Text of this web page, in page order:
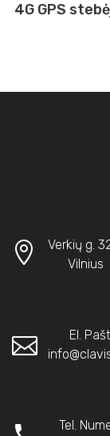
4G GPS
Verkių g.
Vilnius
El.
Tel.